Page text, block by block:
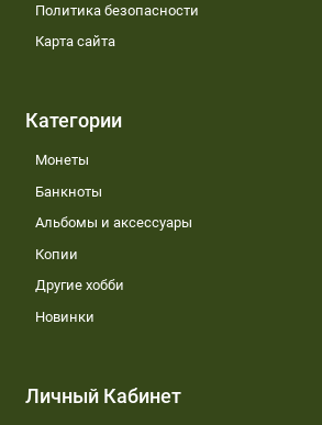
Политика безопасности
Карта сайта
Категории
Монеты
Банкноты
Альбомы и аксессуары
Копии
Другие хобби
Новинки
Личный Кабинет